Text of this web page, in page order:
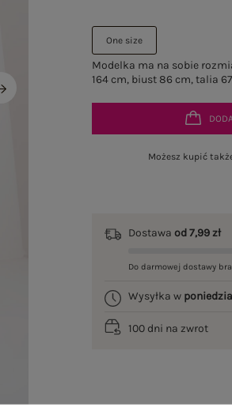
One size
Modelka ma na sobie
164 cm, biust 86 cm, talia
Możesz kupić
Dostawaod 7,99 zł
Do darmowej dostawy
Wysyłka w
100 dni na zwrot